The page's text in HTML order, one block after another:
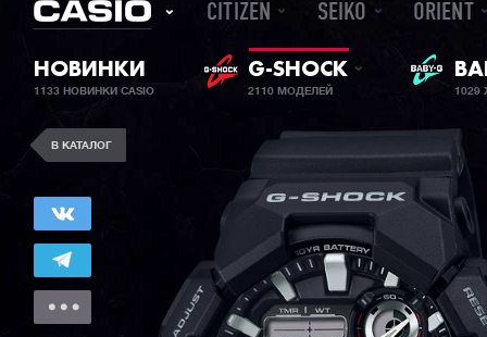
CITIZEN SEIKO ORIENT
НОВИНКИ
1133 НОВИНКИ CASIO
G-SHOCK
2110 МОДЕЛЕЙ 1029
В КАТАЛОГ